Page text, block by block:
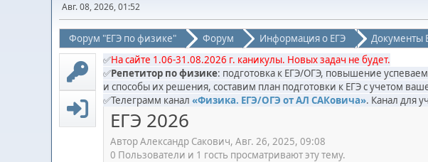
Авг. 08, 2026, 01:52
Форум "ЕГЭ по физике" Форум Информация о ЕГЭ Документы
✅На сайте 1.06-31.08.2026 г. каникулы. Новых задач не будет.
✅Репетитор по физике: подготовка к ЕГЭ/ОГЭ, повышение
и способы их решения, составим план подготовки к ЕГЭ с учетом
✅Телеграмм канал «Физика. ЕГЭ/ОГЭ от АЛ САКовича». Канал для
ЕГЭ 2026
Автор Александр Сакович, Авг. 26, 2025, 09:08
0 Пользователи и 1 гость просматривают эту тему.